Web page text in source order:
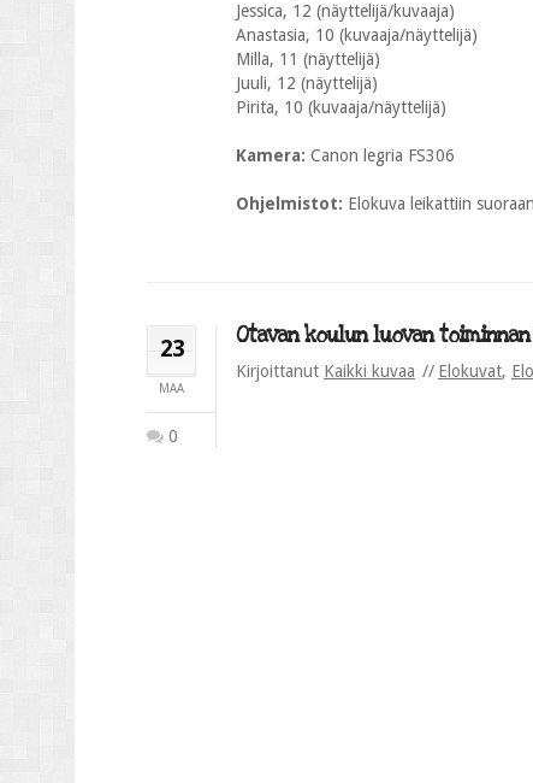
Jessica, 12 (näyttelijä/kuvaaja)
Anastasia, 10 (kuvaaja/näyttelijä)
Milla, 11 (näyttelijä)
Juuli, 12 (näyttelijä)
Pirita, 10 (kuvaaja/näyttelijä)
Kamera: Canon legria FS306
Ohjelmistot: Elokuva leikattiin
23
MAA
0
Otavan koulun luovan toiminnan
Kirjoittanut Kaikki kuvaa Elokuvat,